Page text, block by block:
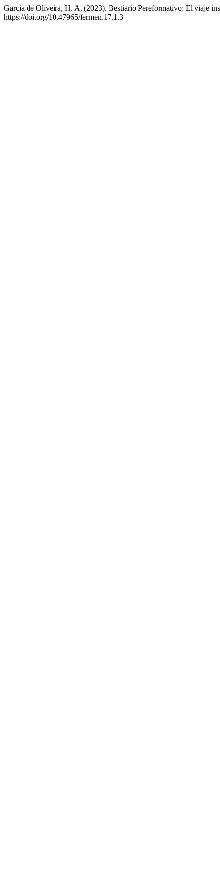
Garcia de Oliveira, H. A. (2023). Bestiario Pereformativo: El viaje
https://doi.org/10.47965/fermen.17.1.3